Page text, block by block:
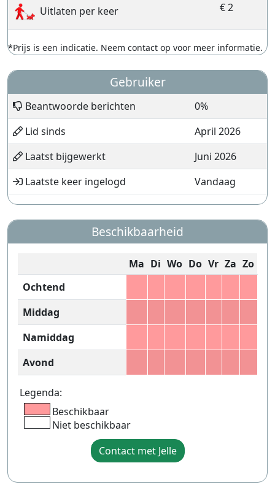
Uitlaten per keer € 2
*Prijs is een indicatie. Neem contact op voor meer informatie.
Gebruiker
Beantwoorde berichten
0%
Lid sinds
April 2026
Laatst bijgewerkt
Juni 2026
Laatste keer ingelogd
Vandaag
Beschikbaarheid
Ma Di Wo Do Vr Za Zo
Ochtend
Middag
Namiddag
Avond
Legenda:
Beschikbaar
Niet beschikbaar
Contact met Jelle